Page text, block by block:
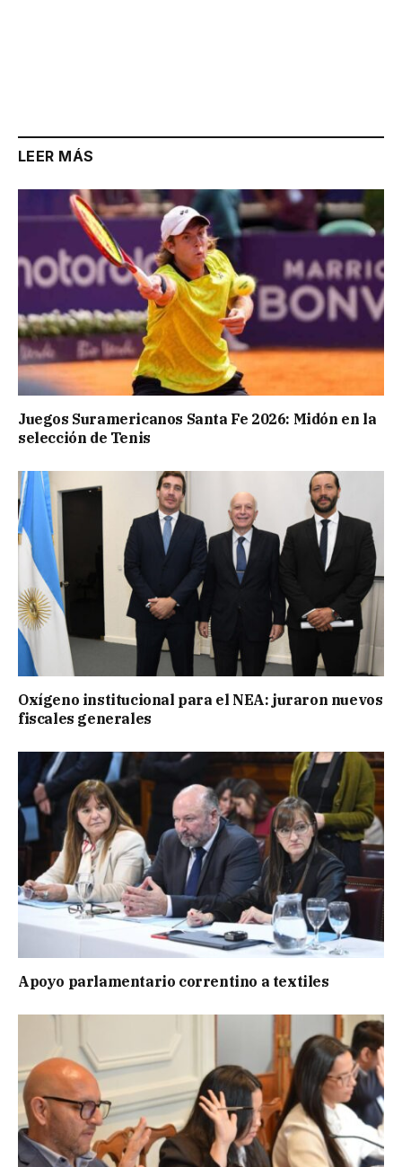
LEER MÁS
Juegos Suramericanos Santa Fe 2026: Midón en la
selección de Tenis
Oxígeno institucional para el NEA: juraron nuevos
fiscales generales
Apoyo parlamentario correntino a textiles